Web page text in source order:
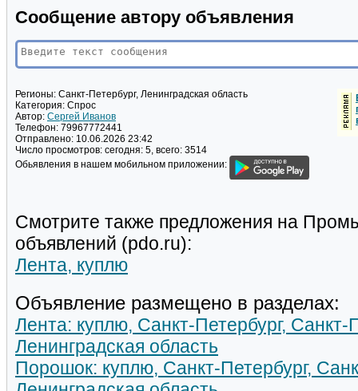
Сообщение автору объявления
Регионы: Санкт-Петербург, Ленинградская область
Категория: Спрос
Автор: Сергей Иванов
Телефон: 79967772441
Отправлено: 10.06.2026 23:42
Число просмотров: сегодня: 5, всего: 3514
Обьявления в нашем мобильном приложении:
Смотрите также предложения на
объявлений (pdo.ru):
Лента, куплю
Объявление размещено в разделах:
Лента: куплю, Санкт-Петербург, Санкт-
Ленинградская область
Порошок: куплю, Санкт-Петербург,